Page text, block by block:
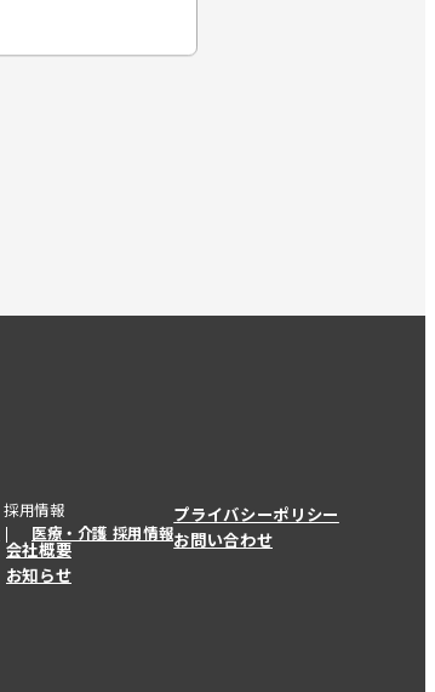
採用情報
医療・介護 採用情報
会社概要
お知らせ
プライバシーポリシー
お問い合わせ